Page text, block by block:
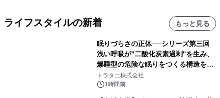
ライフスタイルの新着 もっと見る
眠りづらさの正体──シリーズ第三回
浅い呼吸が"二酸化炭素過剰"を生み、
爆睡型の危険な眠りをつくる構造を解
説
トラタニ株式会社
1時間前